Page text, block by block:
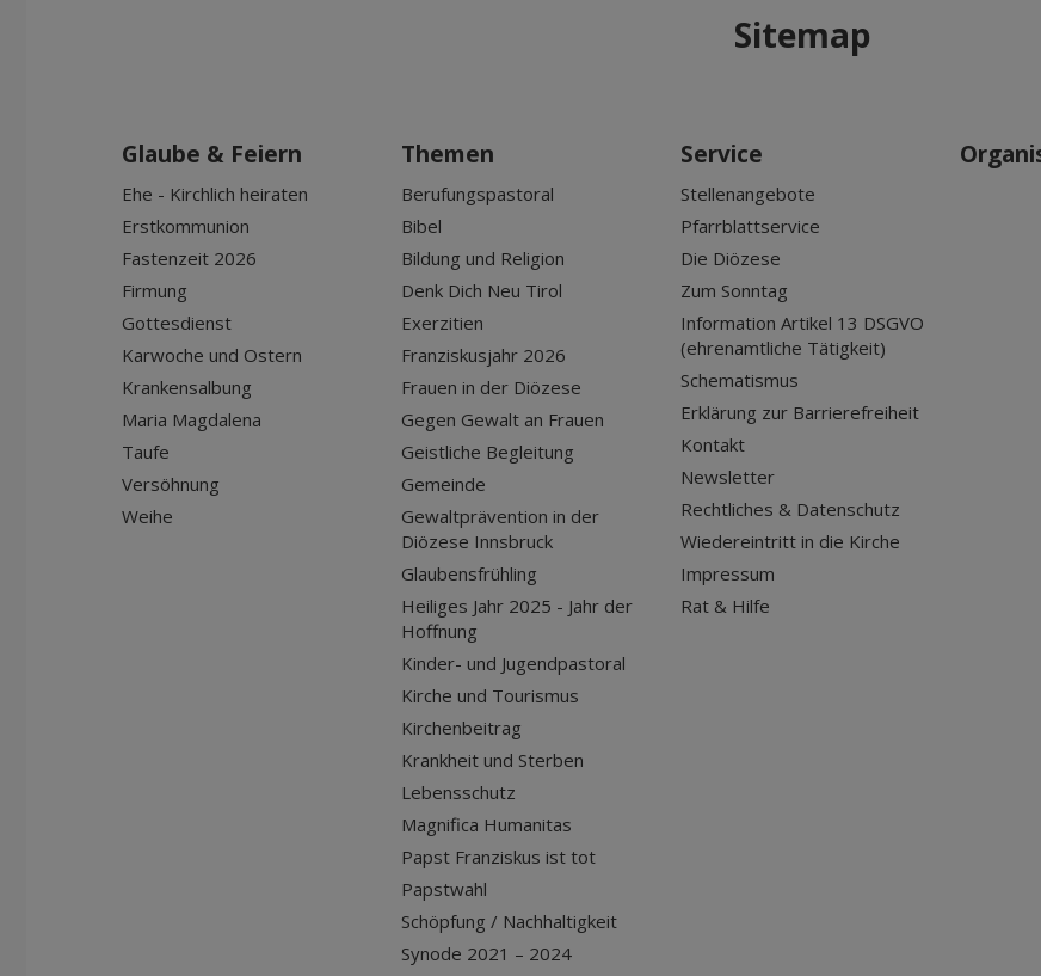
Sitemap
Glaube & Feiern
Ehe - Kirchlich heiraten
Erstkommunion
Fastenzeit 2026
Firmung
Gottesdienst
Karwoche und Ostern
Krankensalbung
Maria Magdalena
Taufe
Versöhnung
Weihe
Themen
Berufungspastoral
Bibel
Bildung und Religion
Denk Dich Neu Tirol
Exerzitien
Franziskusjahr 2026
Frauen in der Diözese
Gegen Gewalt an Frauen
Geistliche Begleitung
Gemeinde
Gewaltprävention in der
Diözese Innsbruck
Glaubensfrühling
Heiliges Jahr 2025 - Jahr der
Hoffnung
Kinder- und Jugendpastoral
Kirche und Tourismus
Kirchenbeitrag
Krankheit und Sterben
Lebensschutz
Magnifica Humanitas
Papst Franziskus ist tot
Papstwahl
Schöpfung / Nachhaltigkeit
Synode 2021 – 2024
Service
Stellenangebote
Pfarrblattservice
Die Diözese
Zum Sonntag
Information Artikel 13 DSGVO
(ehrenamtliche Tätigkeit)
Schematismus
Erklärung zur Barrierefreiheit
Kontakt
Newsletter
Rechtliches & Datenschutz
Wiedereintritt in die Kirche
Impressum
Rat & Hilfe